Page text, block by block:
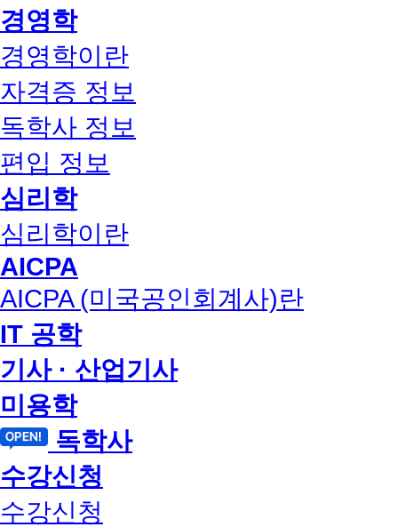
경영학
경영학이란
자격증 정보
독학사 정보
편입 정보
심리학
심리학이란
AICPA
AICPA (미국공인회계사)란
IT 공학
기사 · 산업기사
미용학
독학사
수강신청
수강신청